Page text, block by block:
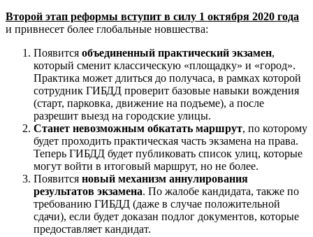
Второй этап реформы вступит в силу 1 октября 2020 года
и привнесет более глобальные новшества:
Появится объединенный практический экзамен,
который сменит классическую «площадку» и «город».
Практика может длиться до получаса, в рамках которой
сотрудник ГИБДД проверит базовые навыки вождения
(старт, парковка, движение на подъеме), а после
разрешит выезд на городские улицы.
Станет невозможным обкатать маршрут, по которому
будет проходить практическая часть экзамена на права.
Теперь ГИБДД будет публиковать список улиц, которые
могут войти в итоговый маршрут, но не более.
Появится новый механизм аннулирования
результатов экзамена. По жалобе кандидата, также по
требованию ГИБДД (даже в случае положительной
сдачи), если будет доказан подлог документов, которые
предоставляет кандидат.